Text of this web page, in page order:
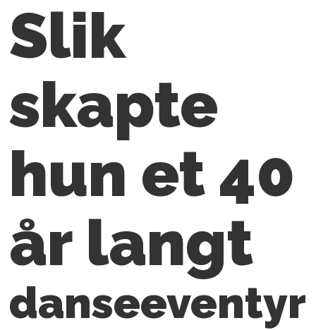
Slik
skapte
hun et 40
år langt
danseeventyr